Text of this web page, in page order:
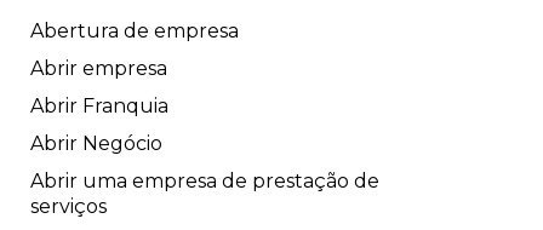
Abertura de empresa
Abrir empresa
Abrir Franquia
Abrir Negócio
Abrir uma empresa de prestação de
serviços